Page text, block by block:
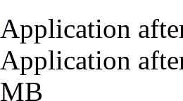
Application
Application
MB